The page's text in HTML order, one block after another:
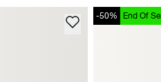
-50% End Of